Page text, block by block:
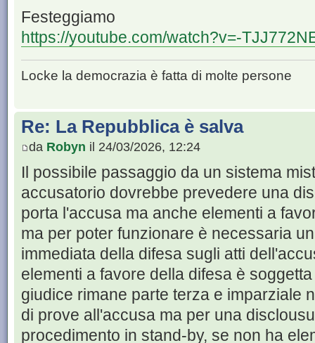
Festeggiamo
https://youtube.com/watch?v=-
Locke la democrazia è fatta di molte persone
Re: La Repubblica è salva
da Robyn il 24/03/2026, 12:24
Il possibile passaggio da un sistema
accusatorio dovrebbe prevedere una
porta l'accusa ma anche elementi a
ma per poter funzionare è necessaria
immediata della difesa sugli atti
elementi a favore della difesa è
giudice rimane parte terza e imparziale
di prove all'accusa ma per una
procedimento in stand-by, se non ha